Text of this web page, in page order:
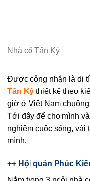
Nhà cổ Tấn Ký
Được công nhận là di
Tấn Ký thiết kế theo
giờ ở Việt Nam
Tới đây để cho mình
nghiệm cuộc sống, vài
mình.
++ Hội quán Phúc